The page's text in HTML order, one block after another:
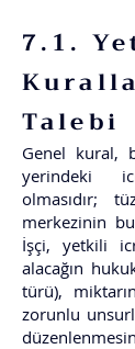
7.1.
Talebi
Genel kural,
yerindeki
olmasıdır;
merkezinin
İşçi, yetkili
alacağın
türü),
zorunlu